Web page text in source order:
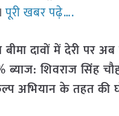
पूरी खबर पढ़े….
दावों में देरी पर अब
ब्याज: शिवराज सिंह
अभियान के तहत की